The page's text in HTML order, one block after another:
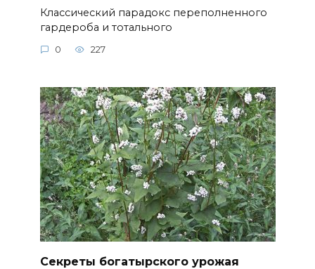
Классический парадокс переполненного
гардероба и тотального
0 227
Секреты богатырского урожая